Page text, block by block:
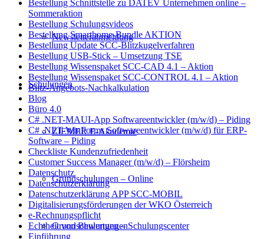
Newsletterabmeldung
Schulungen
ZIEMER E-Akademie
Grundschulungen – Online
Grundschulungen – Schulungscenter
Bestellung Schnittstelle zu DATEV Unternehmen online –
Sommeraktion
Bestellung Schulungsvideos
Bestellung Smarthome-Bundle AKTION
Bestellung Update SCC-Blitzkugelverfahren
Bestellung USB-Stick – Umsetzung TSE
Bestellung Wissenspaket SCC-CAD 4.1 – Aktion
Bestellung Wissenspaket SCC-CONTROL 4.1 – Aktion
Blitz-Angebots-Nachkalkulation
Blog
Büro 4.0
C# .NET-MAUI-App Softwareentwickler (m/w/d) – Piding
C# .NET-WinForms Softwareentwickler (m/w/d) für ERP-
Software – Piding
Checkliste Kundenzufriedenheit
Customer Success Manager (m/w/d) – Flörsheim
Datenschutz
Datenschutzerklärung
Datenschutzerklärung APP SCC-MOBIL
Digitalisierungsförderungen der WKO Österreich
e-Rechnungspflicht
Echtheit von Bewertungen
Einführung